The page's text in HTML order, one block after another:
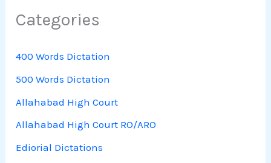
Categories
400 Words Dictation
500 Words Dictation
Allahabad High Court
Allahabad High Court RO/ARO
Ediorial Dictations